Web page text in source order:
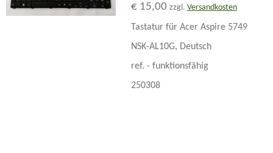
€ 15,00 zzgl. Versandkosten
Tastatur für Acer Aspire 5749
NSK-AL10G, Deutsch
ref. - funktionsfähig
250308